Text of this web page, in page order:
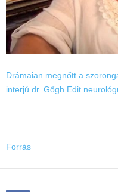
Drámaian megnőtt a
interjú dr. Gőgh Edit
Forrás